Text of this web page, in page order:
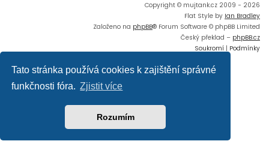
Tato stránka používá cookies k zajištění správné
funkčnosti fóra. Zjistit více
Rozumím
Copyright © mujtank.cz 2009 - 2026
Flat Style by Ian Bradley
Založeno na phpBB® Forum Software © phpBB Limited
Český překlad – phpBB.cz
Soukromí | Podmínky